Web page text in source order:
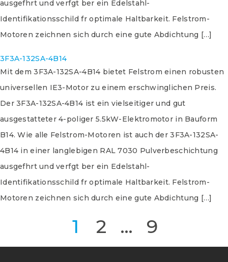
ausgefhrt und verfgt ber ein Edelstahl-
Identifikationsschild fr optimale Haltbarkeit. Felstrom-
Motoren zeichnen sich durch eine gute Abdichtung […]
3F3A-132SA-4B14
Mit dem 3F3A-132SA-4B14 bietet Felstrom einen robusten
universellen IE3-Motor zu einem erschwinglichen Preis.
Der 3F3A-132SA-4B14 ist ein vielseitiger und gut
ausgestatteter 4-poliger 5.5kW-Elektromotor in Bauform
B14. Wie alle Felstrom-Motoren ist auch der 3F3A-132SA-
4B14 in einer langlebigen RAL 7030 Pulverbeschichtung
ausgefhrt und verfgt ber ein Edelstahl-
Identifikationsschild fr optimale Haltbarkeit. Felstrom-
Motoren zeichnen sich durch eine gute Abdichtung […]
Seitennummerierung
Beiträge
Pagina
1 Pagina
2 … Pagina
9